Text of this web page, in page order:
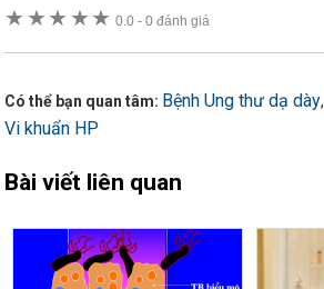
★ ★ ★ ★ ★ 0.0 -0 đánh giá
Có thể bạn quan tâm: Bệnh Ung thư dạ dày,
Vi khuẩn HP
Bài viết liên quan